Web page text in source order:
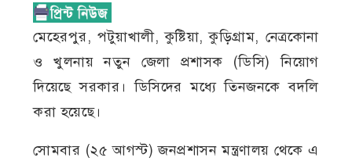
মেহেরপুর, পটুয়াখালী, কুষ্টিয়া, কুড়িগ্রাম, নেত্রকোনা
ও খুলনায় নতুন জেলা প্রশাসক (ডিসি) নিয়োগ
দিয়েছে সরকার। ডিসিদের মধ্যে তিনজনকে বদলি
করা হয়েছে।
সোমবার (২৫ আগস্ট) জনপ্রশাসন মন্ত্রণালয় থেকে এ